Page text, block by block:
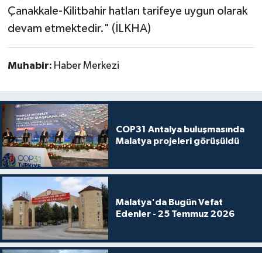
Çanakkale-Kilitbahir hatları tarifeye uygun olarak
devam etmektedir." (İLKHA)
Muhabir: Haber Merkezi
COP31 Antalya buluşmasında
Malatya projeleri görüşüldü
Malatya'da Bugün Vefat
Edenler - 25 Temmuz 2026